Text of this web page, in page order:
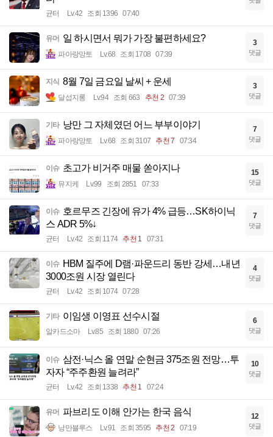
균터 Lv.42 조회 1396 07:40
유머 일 하시면서 뭐가 가장 불편하세요?
파아랑망토 Lv.68 조회 1708 07:39
3
댓글
지식 8월 7일 금요일 날씨 + 운세
달섭지롱 Lv.94 조회 663 추천 2 07:39
3
댓글
기타 낭만 그 자체였던 어느 부부이야기
파아랑망토 Lv.68 조회 3107 추천 7 07:34
7
댓글
이슈 초고가 비거주 매물 쏟아지나
뮤지케 Lv.99 조회 2851 07:33
15
댓글
이슈 호르무즈 긴장에 유가 4% 급등…SK하이닉
스 ADR 5%↓
균터 Lv.42 조회 1174 추천 1 07:31
7
댓글
이슈 HBM 질주에 D램·파운드리 동반 강세…내년
3000조원 시장 열린다
균터 Lv.42 조회 1074 07:28
4
댓글
기타 이임생 이영표 선수시절
알카드소마 Lv.85 조회 1880 07:26
6
댓글
이슈 삼전·닉스 올 연말 순현금 375조원 전망…투
자자 “주주환원 늘려라”
균터 Lv.42 조회 1338 추천 1 07:24
10
댓글
유머 파브리도 이해 안가는 한국 음식
낭만블루스 Lv.91 조회 3595 추천 2 07:19
12
댓글